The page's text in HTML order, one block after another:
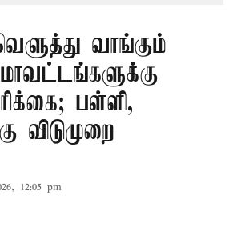
வாங்கும்
பள்ளி,
விடுமுறை
12:05 pm